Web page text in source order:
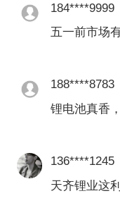
一财资讯
此内容为第一财经原
经书面授权，不得以
制或建立镜像。第一
184****9999
五一前市场
188****8783
锂电池真香
136****1245
天齐锂业这